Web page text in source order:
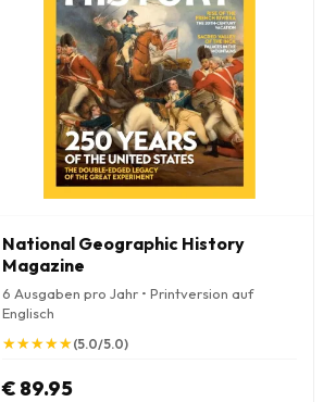
National Geographic History
Magazine
6 Ausgaben pro Jahr • Printversion auf
Englisch
★
★★
★★
★★
★★
★(5.0/5.0)
€ 89.95